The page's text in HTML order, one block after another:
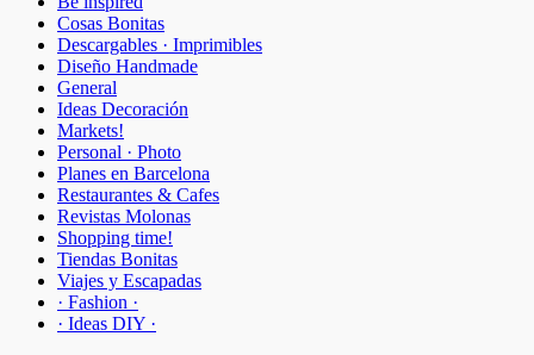
Cosas Bonitas
Descargables · Imprimibles
Diseño Handmade
General
Ideas Decoración
Markets!
Personal · Photo
Planes en Barcelona
Restaurantes & Cafes
Revistas Molonas
Shopping time!
Tiendas Bonitas
Viajes y Escapadas
· Fashion ·
· Ideas DIY ·